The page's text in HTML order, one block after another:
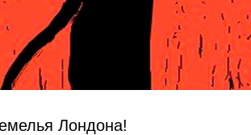
Лондона!